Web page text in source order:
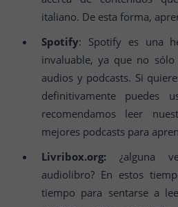
italiano. De esta forma,
Spotify: Spotify es una
invaluable, ya que no
audios y podcasts. Si
definitivamente puedes
recomendamos leer
mejores podcasts para
Livribox.org: ¿alguna
audiolibro? En estos
tiempo para sentarse a